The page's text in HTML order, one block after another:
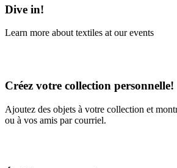
Dive in!
Learn more about textiles at our events
Créez votre collection personnelle!
Ajoutez des objets à votre collection et
ou à vos amis par courriel.